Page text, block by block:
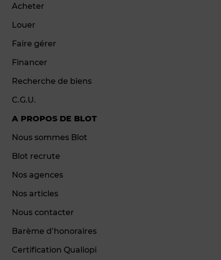
Acheter
Louer
Faire gérer
Financer
Recherche de biens
C.G.U.
A PROPOS DE BLOT
Nous sommes Blot
Blot recrute
Nos agences
Nos articles
Nous contacter
Barème d’honoraires
Certification Qualiopi